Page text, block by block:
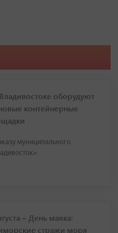
оборудуют
контейнерные
муниципального
– День маяка:
стражи моря